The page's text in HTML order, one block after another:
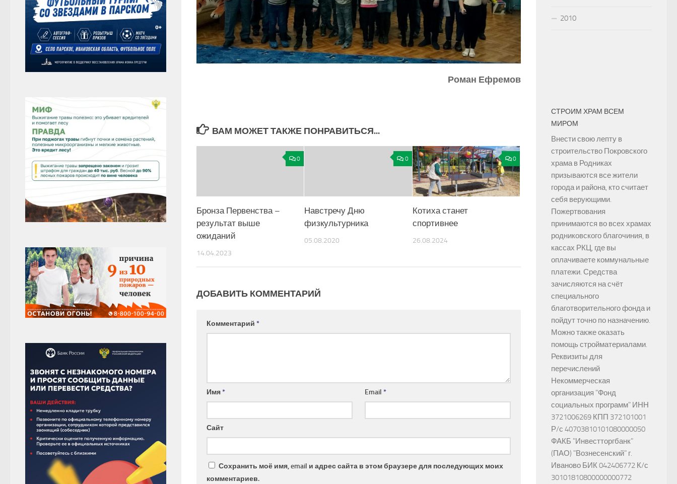
Роман Ефремов
ВАМ МОЖЕТ ТАКЖЕ ПОНРАВИТЬСЯ...
0
Бронза Первенства –
результат выше
ожиданий
14.04.2023
0
Навстречу Дню
физкультурника
05.08.2020
0
Котиха станет
спортивнее
26.08.2024
ДОБАВИТЬ КОММЕНТАРИЙ
Комментарий *
Имя* Email*
Сайт
Сохранить моё имя, email и адрес сайта в этом браузере для последующих моих
комментариев.
2010
СТРОИМ ХРАМ ВСЕМ
МИРОМ
Внести свою лепту в
строительство Покровского
храма в Родниках
призываются все жители
города и района, кто считает
себя верующими.
Пожертвования
принимаются во всех храмах
родниковского благочиния, в
кассах РКЦ, где вы
оплачиваете коммунальные
платежи. Средства
зачисляются на счёт
специального
благотворительного фонда и
пойдут точно по назначению.
Можно также оказать
помощь стройматериалами.
Реквизиты для
перечислений
Некоммерческая
организация "Фонд
социальных программ" ИНН
3721006269 КПП 372101001
Р/с 40703810101080000050
ФАКБ "Инвестторгбанк"
(ПАО) "Вознесенский" г.
Иваново БИК 042406772 К/с
30101810800000000772